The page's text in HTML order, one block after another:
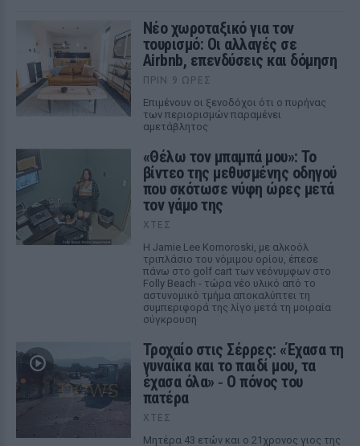
Νέο χωροταξικό για τον
τουρισμό: Οι αλλαγές σε
Airbnb, επενδύσεις και δόμηση
ΠΡΙΝ 9 ΏΡΕΣ
Επιμένουν οι ξενοδόχοι ότι ο πυρήνας
των περιορισμών παραμένει
αμετάβλητος
«Θέλω τον μπαμπά μου»: Το
βίντεο της μεθυσμένης οδηγού
που σκότωσε νύφη ώρες μετά
τον γάμο της
ΧΤΕΣ
Η Jamie Lee Komoroski, με αλκοόλ
τριπλάσιο του νόμιμου ορίου, έπεσε
πάνω στο golf cart των νεόνυμφων στο
Folly Beach - τώρα νέο υλικό από το
αστυνομικό τμήμα αποκαλύπτει τη
συμπεριφορά της λίγο μετά τη μοιραία
σύγκρουση
Τροχαίο στις Σέρρες: «Έχασα τη
γυναίκα και το παιδί μου, τα
έχασα όλα» ‑ Ο πόνος του
πατέρα
ΧΤΕΣ
Μητέρα 43 ετών και ο 21χρονος γιος της